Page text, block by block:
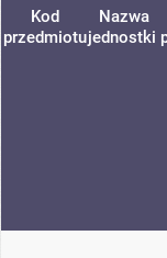
Kod
przedmiotu
Nazwa
jednostki